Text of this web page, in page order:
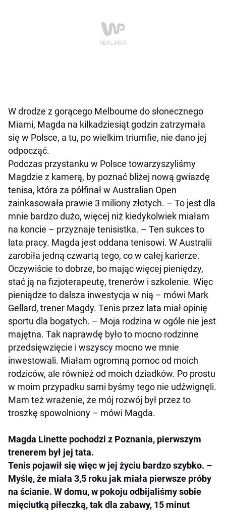
W drodze z gorącego Melbourne do słonecznego
Miami, Magda na kilkadziesiąt godzin zatrzymała
się w Polsce, a tu, po wielkim triumfie, nie dano jej
odpocząć.
Podczas przystanku w Polsce towarzyszyliśmy
Magdzie z kamerą, by poznać bliżej nową gwiazdę
tenisa, która za półfinał w Australian Open
zainkasowała prawie 3 miliony złotych. – To jest dla
mnie bardzo dużo, więcej niż kiedykolwiek miałam
na koncie – przyznaje tenisistka. – Ten sukces to
lata pracy. Magda jest oddana tenisowi. W Australii
zarobiła jedną czwartą tego, co w całej karierze.
Oczywiście to dobrze, bo mając więcej pieniędzy,
stać ją na fizjoterapeutę, trenerów i szkolenie. Więc
pieniądze to dalsza inwestycja w nią – mówi Mark
Gellard, trener Magdy. Tenis przez lata miał opinię
sportu dla bogatych. – Moja rodzina w ogóle nie jest
majętna. Tak naprawdę było to mocno rodzinne
przedsięwzięcie i wszyscy mocno we mnie
inwestowali. Miałam ogromną pomoc od moich
rodziców, ale również od moich dziadków. Po prostu
w moim przypadku sami byśmy tego nie udźwignęli.
Mam też wrażenie, że mój rozwój był przez to
troszkę spowolniony – mówi Magda.
Magda Linette pochodzi z Poznania, pierwszym
trenerem był jej tata.
Tenis pojawił się więc w jej życiu bardzo szybko. –
Myślę, że miała 3,5 roku jak miała pierwsze próby
na ścianie. W domu, w pokoju odbijaliśmy sobie
mięciutką piłeczką, tak dla zabawy, 15 minut